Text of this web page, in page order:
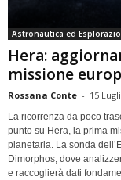
Astronautica ed
Hera:
missione
Rossana Conte - 15
La ricorrenza da poco
punto su Hera, la prima
planetaria. La sonda
Dimorphos, dove
e raccoglierà dati